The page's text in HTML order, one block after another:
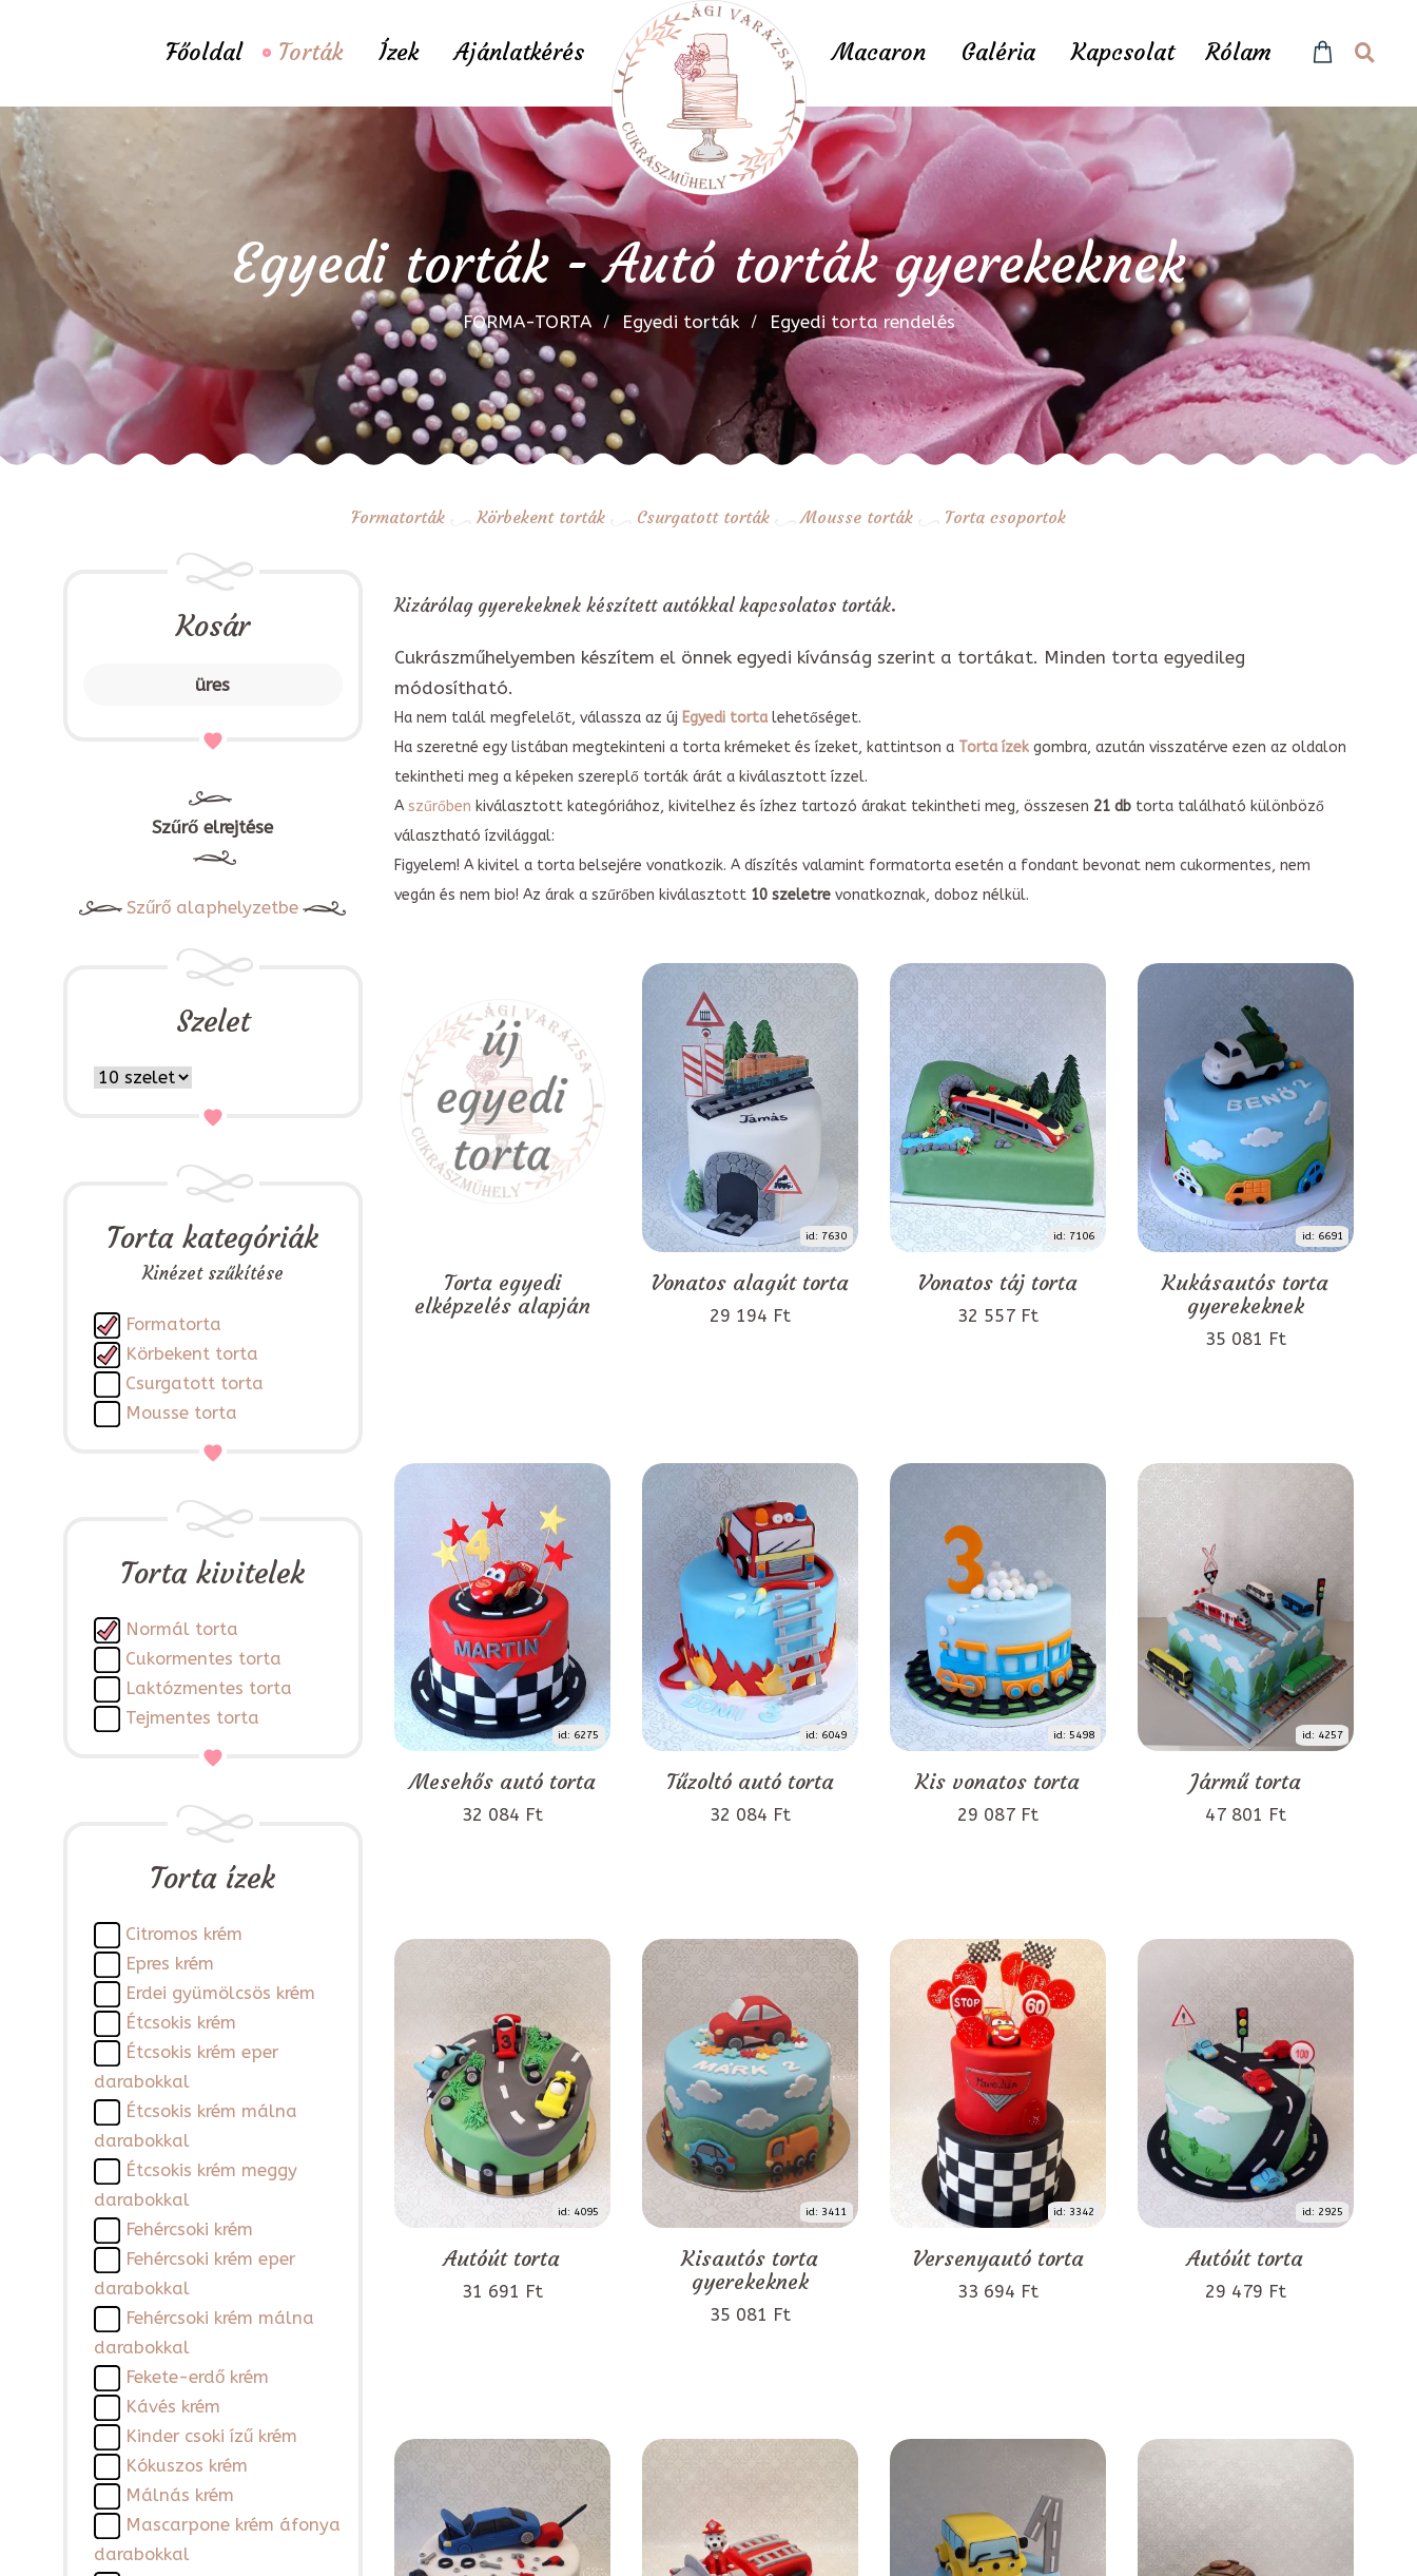
Főoldal Torták Ízek Ajánlatkérés Macaron Galéria Kapcsolat Rólam
Egyedi torták - Autó torták gyerekeknek
FORMA-TORTA Egyedi torták Egyedi torta rendelés
Formatorták Körbekent torták Csurgatott torták Mousse torták Torta csoportok
Kosár
üres
Szűrő elrejtése
Szűrő alaphelyzetbe
Szelet
Torta kategóriák
Kinézet szűkítése
Formatorta
Körbekent torta
Csurgatott torta
Mousse torta
Torta kivitelek
Normál torta
Cukormentes torta
Laktózmentes torta
Tejmentes torta
Torta ízek
Citromos krém
Epres krém
Erdei gyümölcsös krém
Étcsokis krém
Étcsokis krém eper
darabokkal
Étcsokis krém málna
darabokkal
Étcsokis krém meggy
darabokkal
Fehércsoki krém
Fehércsoki krém eper
darabokkal
Fehércsoki krém málna
darabokkal
Fekete-erdő krém
Kávés krém
Kinder csoki ízű krém
Kókuszos krém
Málnás krém
Mascarpone krém áfonya
darabokkal
Kizárólag gyerekeknek készített autókkal kapcsolatos torták.
Cukrászműhelyemben készítem el önnek egyedi kívánság szerint a tortákat. Minden torta egyedileg
módosítható.
Ha nem talál megfelelőt, válassza az új Egyedi tortalehetőséget.
Ha szeretné egy listában megtekinteni a torta krémeket és ízeket, kattintson a Torta ízekgombra, azután visszatérve ezen az oldalon
tekintheti meg a képeken szereplő torták árát a kiválasztott ízzel.
A szűrőben kiválasztott kategóriához, kivitelhez és ízhez tartozó árakat tekintheti meg, összesen 21 dbtorta található különböző
választható ízvilággal:
Figyelem! A kivitel a torta belsejére vonatkozik. A díszítés valamint formatorta esetén a fondant bevonat nem cukormentes, nem
vegán és nem bio! Az árak a szűrőben kiválasztott 10 szeletrevonatkoznak, doboz nélkül.
Torta egyedi
elképzelés alapján
id: 7630
Vonatos alagút torta
29 194 Ft
id: 7106
Vonatos táj torta
32 557 Ft
id: 6691
Kukásautós torta
gyerekeknek
35 081 Ft
id: 6275
Mesehős autó torta
32 084 Ft
id: 6049
Tűzoltó autó torta
32 084 Ft
id: 5498
Kis vonatos torta
29 087 Ft
id: 4257
Jármű torta
47 801 Ft
id: 4095
Autóút torta
31 691 Ft
id: 3411
Kisautós torta
gyerekeknek
35 081 Ft
id: 3342
Versenyautó torta
33 694 Ft
id: 2925
Autóút torta
29 479 Ft